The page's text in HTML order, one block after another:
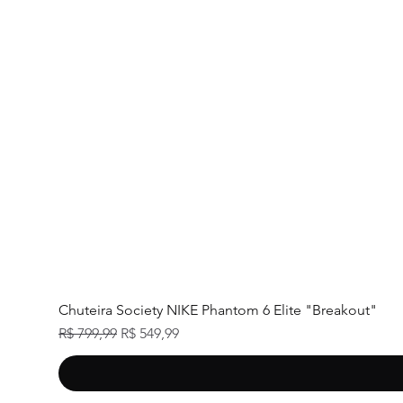
Chuteira Society NIKE Phantom 6 Elite "Breakout"
Preço normal
R$ 799,99 Preço promocional
R$ 549,99